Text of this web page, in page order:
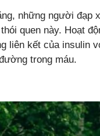
những người đạp
quen này. Hoạt
liên kết của insulin
trong máu.